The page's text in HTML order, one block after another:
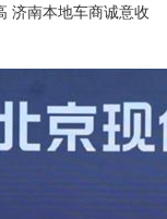
济南本地车商诚意收